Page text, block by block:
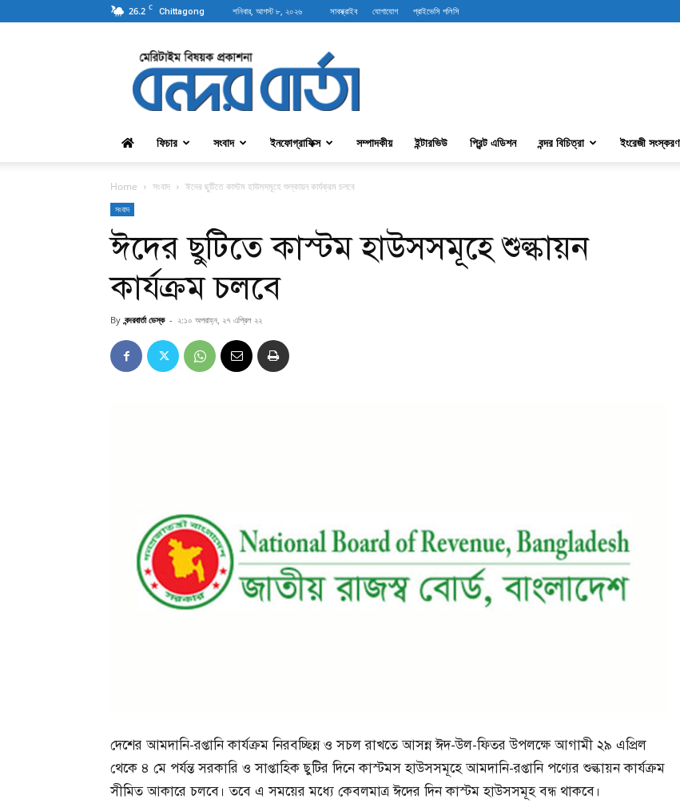
26.2 C Chittagong শনিবার, আগস্ট ৮, ২০২৬ সাবস্ক্রাইব যোগাযোগ প্রাইভেসি পলিসি
বন্দরবার্তা
ফিচার সংবাদ ইনফোগ্রাফিক্স সম্পাদকীয় ইন্টারভিউ প্রিন্ট এডিশন বন্দর বিচিত্রা ইংরেজী সংস্করণ
Home সংবাদ ঈদের ছুটিতে কাস্টম হাউসসমূহে শুল্কায়ন কার্যক্রম চলবে
সংবাদ
ঈদের ছুটিতে কাস্টম হাউসসমূহে শুল্কায়ন
কার্যক্রম চলবে
By বন্দরবার্তা ডেস্ক - ২:১০ অপরাহ্ন, ২৭ এপ্রিল ২২
দেশের আমদানি-রপ্তানি কার্যক্রম নিরবচ্ছিন্ন ও সচল রাখতে আসন্ন ঈদ-উল-ফিতর উপলক্ষে আগামী ২৯ এপ্রিল
থেকে ৪ মে পর্যন্ত সরকারি ও সাপ্তাহিক ছুটির দিনে কাস্টমস হাউসসমূহে আমদানি-রপ্তানি পণ্যের শুল্কায়ন কার্যক্রম
সীমিত আকারে চলবে। তবে এ সময়ের মধ্যে কেবলমাত্র ঈদের দিন কাস্টম হাউসসমূহ বন্ধ থাকবে।